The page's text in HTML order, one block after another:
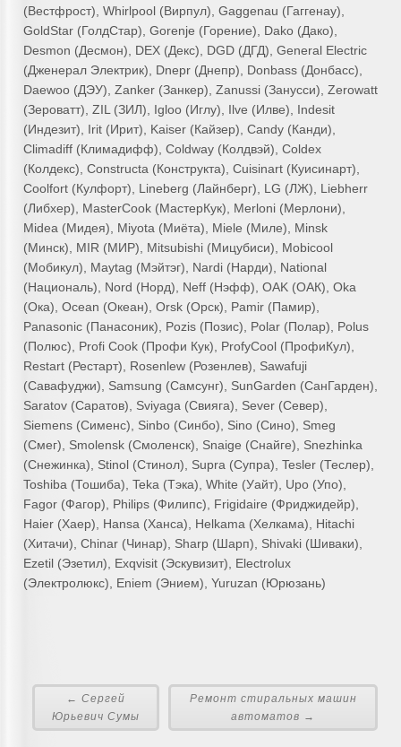
(Вестфрост), Whirlpool (Вирпул), Gaggenau (Гаггенау),
GoldStar (ГолдСтар), Gorenje (Горение), Dako (Дако),
Desmon (Десмон), DEX (Декс), DGD (ДГД), General Electric
(Дженерал Электрик), Dnepr (Днепр), Donbass (Донбасс),
Daewoo (ДЭУ), Zanker (Занкер), Zanussi (Занусси), Zerowatt
(Зероватт), ZIL (ЗИЛ), Igloo (Иглу), Ilve (Илве), Indesit
(Индезит), Irit (Ирит), Kaiser (Кайзер), Candy (Канди),
Climadiff (Климадифф), Coldway (Колдвэй), Coldex
(Колдекс), Constructa (Конструкта), Cuisinart (Куисинарт),
Coolfort (Кулфорт), Lineberg (Лайнберг), LG (ЛЖ), Liebherr
(Либхер), MasterCook (МастерКук), Merloni (Мерлони),
Midea (Мидея), Miyota (Миёта), Miele (Миле), Minsk
(Минск), MIR (МИР), Mitsubishi (Мицубиси), Mobicool
(Мобикул), Maytag (Мэйтэг), Nardi (Нарди), National
(Националь), Nord (Норд), Neff (Нэфф), OAK (ОАК), Oka
(Ока), Ocean (Океан), Orsk (Орск), Pamir (Памир),
Panasonic (Панасоник), Pozis (Позис), Polar (Полар), Polus
(Полюс), Profi Cook (Профи Кук), ProfyCool (ПрофиКул),
Restart (Рестарт), Rosenlew (Розенлев), Sawafuji
(Савафуджи), Samsung (Самсунг), SunGarden (СанГарден),
Saratov (Саратов), Sviyaga (Свияга), Sever (Север),
Siemens (Сименс), Sinbo (Синбо), Sino (Сино), Smeg
(Смег), Smolensk (Смоленск), Snaige (Снайге), Snezhinka
(Снежинка), Stinol (Стинол), Supra (Супра), Tesler (Теслер),
Toshiba (Тошиба), Teka (Тэка), White (Уайт), Upo (Упо),
Fagor (Фагор), Philips (Филипс), Frigidaire (Фриджидейр),
Haier (Хаер), Hansa (Ханса), Helkama (Хелкама), Hitachi
(Хитачи), Chinar (Чинар), Sharp (Шарп), Shivaki (Шиваки),
Ezetil (Эзетил), Exqvisit (Эскувизит), Electrolux
(Электролюкс), Eniem (Энием), Yuruzan (Юрюзань)
← Сергей
Юрьевич Сумы
Ремонт стиральных машин
автоматов →